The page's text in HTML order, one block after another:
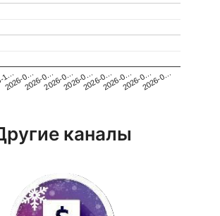
1…
2026-0…2026-0…2026-0…2026-0…2026-0…2026-0…2026-0…2026-0…
каналы